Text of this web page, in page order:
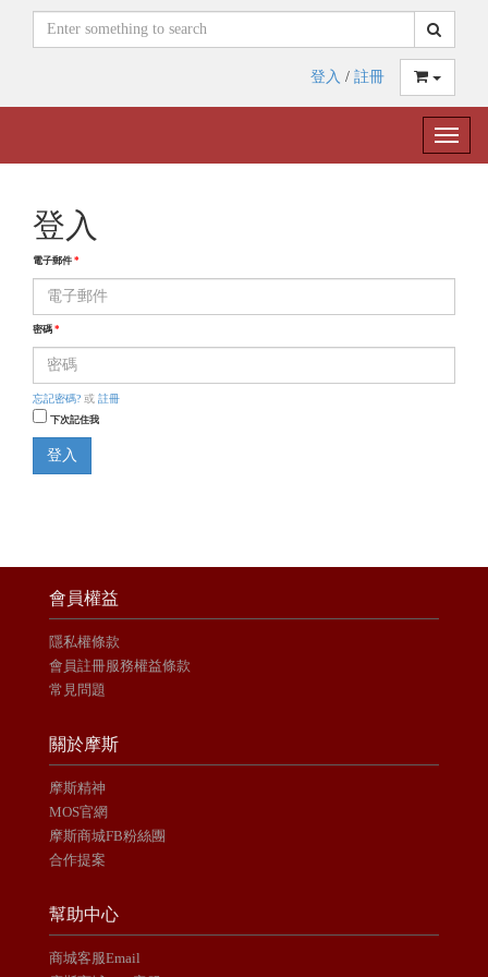
登入 / 註冊
Toggle
登入
電子郵件 *
密碼 *
忘記密碼? 或 註冊
下次記住我
登入
會員權益
隱私權條款
會員註冊服務權益條款
常見問題
關於摩斯
摩斯精神
MOS官網
摩斯商城FB粉絲團
合作提案
幫助中心
商城客服Email